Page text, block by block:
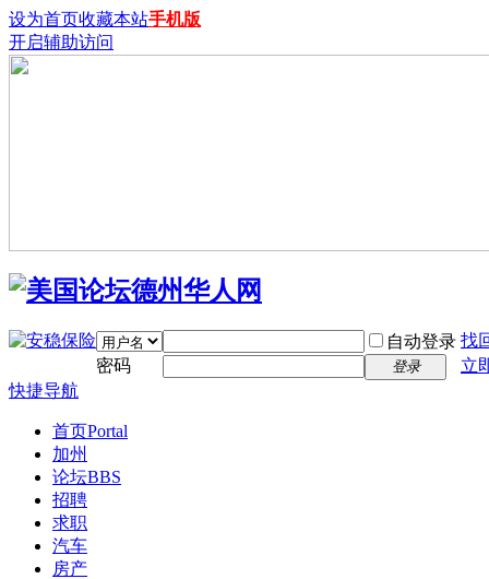
设为首页收藏本站手机版
开启辅助访问
自动登录 找
密码
登录
立
快捷导航
首页Portal
加州
论坛BBS
招聘
求职
汽车
房产